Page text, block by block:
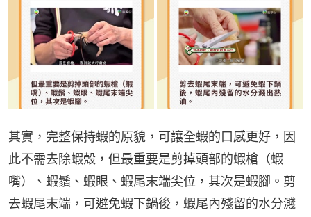
其實，完整保持蝦的原貌，可讓全蝦的口感更好，因
此不需去除蝦殼，但最重要是剪掉頭部的蝦槍（蝦
嘴）、蝦鬚、蝦眼、蝦尾末端尖位，其次是蝦腳。剪
去蝦尾末端，可避免蝦下鍋後，蝦尾內殘留的水分濺